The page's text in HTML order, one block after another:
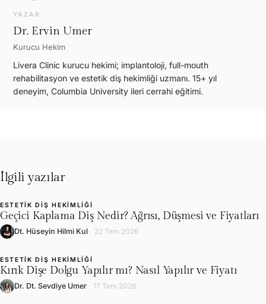
YAZAR
Dr. Ervin Umer
Kurucu Hekim
Livera Clinic kurucu hekimi; implantoloji, full-mouth
rehabilitasyon ve estetik diş hekimliği uzmanı. 15+ yıl
deneyim, Columbia University ileri cerrahi eğitimi.
İlgili yazılar
L
ESTETIK DIŞ HEKIMLIĞI
Geçici Kaplama Diş Nedir? Ağrısı, Düşmesi ve Fiyatları
Dt. Hüseyin Hilmi Kul 22 Tem 2026
L
ESTETIK DIŞ HEKIMLIĞI
Kırık Dişe Dolgu Yapılır mı? Nasıl Yapılır ve Fiyatı
Dr. Dt. Sevdiye Umer 17 Tem 2026